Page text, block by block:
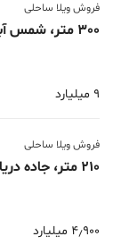
فروش ویلا ساحلی
300 متر، شمس آباد، سعادت آباد
9 میلیارد
فروش ویلا ساحلی
210 متر، جاده دریا، کلوده
4٫900 میلیارد